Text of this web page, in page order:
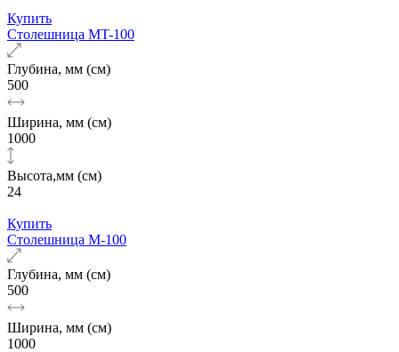
Купить
Столешница МT-100
Глубина, мм (см)
500
Ширина, мм (см)
1000
Высота,мм (см)
24
Купить
Столешница М-100
Глубина, мм (см)
500
Ширина, мм (см)
1000